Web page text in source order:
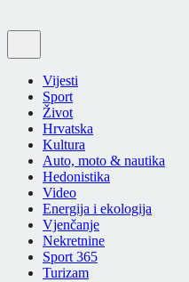
Vijesti
Sport
Život
Hrvatska
Kultura
Auto, moto & nautika
Hedonistika
Video
Energija i ekologija
Vjenčanje
Nekretnine
Sport 365
Turizam